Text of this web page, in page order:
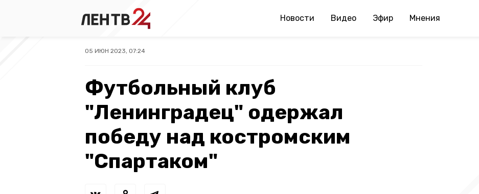
Новости Видео Эфир Мнения
05 ИЮН 2023, 07:24
Футбольный клуб
"Ленинградец" одержал
победу над костромским
"Спартаком"